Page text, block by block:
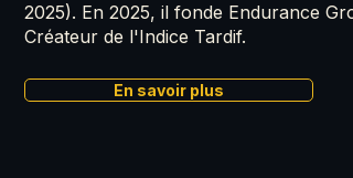
2025). En 2025, il fonde Endurance
Créateur de l'Indice Tardif.
En savoir plus